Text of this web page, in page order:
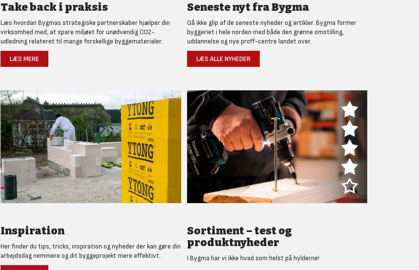
Take back i praksis
Læs hvordan Bygmas strategiske partnerskaber hjælper din
virksomhed med, at spare miljøet for unødvendig CO2-
udledning relateret til mange forskellige byggematerialer.
LÆS MERE
Seneste nyt fra Bygma
Gå ikke glip af de seneste nyheder og artikler. Bygma former
byggeriet i hele norden med både den grønne omstilling,
uddannelse og nye proff-centre landet over.
LÆS ALLE NYHEDER
Inspiration
Her finder du tips, tricks, inspiration og nyheder der kan gøre din
arbejdsdag nemmere og dit byggeprojekt mere effektivt.
Sortiment – test og
produktnyheder
I Bygma har vi ikke hvad som helst på hylderne!